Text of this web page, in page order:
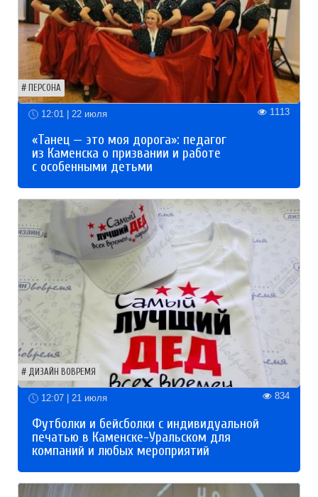
ПЕРСОНА
12:01 | 22 июля 1113
«Танец — это моя дорога»: педагог
из Каменска о призвании и работе
с особенными детьми
ДИЗАЙН ВОВРЕМЯ
12:07 | 21 июля 834
Футболки и бейсболки с индивидуальной
печатью в Каменске-Уральском для
компаний и любых мероприятий